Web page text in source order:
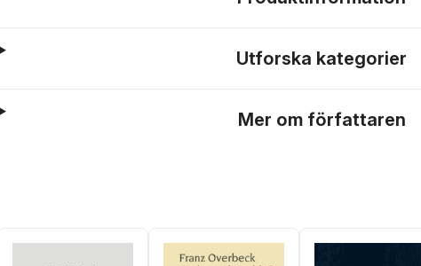
Utforska kategorier
Mer om författaren